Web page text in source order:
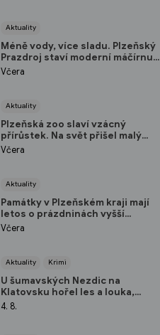
Aktuality
Méně vody, více sladu. Plzeňský
Prazdroj staví moderní máčírnu a
ušetří miliony litrů vody
Včera
Aktuality
Plzeňská zoo slaví vzácný
přírůstek. Na svět přišel malý
zubr Onzu
Včera
Aktuality
Památky v Plzeňském kraji mají
letos o prázdninách vyšší
návštěvnost než loni
Včera
Aktuality Krimi
U šumavských Nezdic na
Klatovsku hořel les a louka,
dobrovolný hasič skončil v
4. 8.